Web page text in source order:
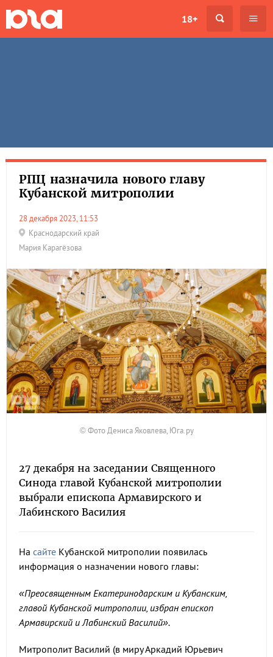
18+
РПЦ назначила нового главу
Кубанской митрополии
28 декабря 2023, 11:53
Краснодарский край
Мария Карагёзова
© Фото Дениса Яковлева, Юга.ру
27 декабря на заседании Священного
Синода главой Кубанской митрополии
выбрали епископа Армавирского и
Лабинского Василия
На сайте Кубанской митрополии появилась
информация о назначении нового главы:
«Преосвященным Екатеринодарским и Кубанским,
главой Кубанской митрополии, избран епископ
Армавирский и Лабинский Василий».
Митрополит Василий (в миру Аркадий Юрьевич